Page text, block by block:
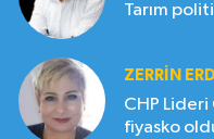
Tarım
ZERRIN
CHP
fiyasko